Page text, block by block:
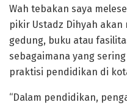
Wah tebakan saya
pikir Ustadz Dihyah
gedung, buku atau
sebagaimana yang
praktisi pendidikan di
“Dalam pendidikan,